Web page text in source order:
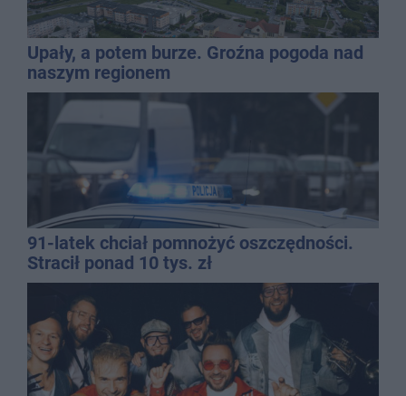
Upały, a potem burze. Groźna pogoda nad
naszym regionem
91-latek chciał pomnożyć oszczędności.
Stracił ponad 10 tys. zł